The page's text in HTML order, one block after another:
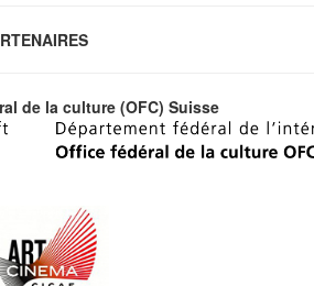
de la culture (OFC) Suisse